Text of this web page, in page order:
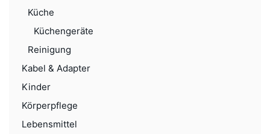
Küche
Küchengeräte
Reinigung
Kabel & Adapter
Kinder
Körperpflege
Lebensmittel